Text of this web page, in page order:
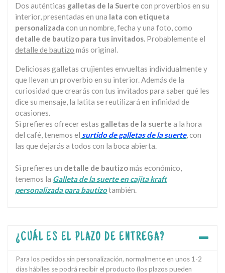
Dos auténticas galletas de la Suerte con proverbios en su
interior, presentadas en una lata con etiqueta
personalizada con un nombre, fecha y una foto, como
detalle de bautizo para tus invitados. Probablemente el
detalle de bautizo más original.
Deliciosas galletas crujientes envueltas individualmente y
que llevan un proverbio en su interior. Además de la
curiosidad que crearás con tus invitados para saber qué les
dice su mensaje, la latita se reutilizará en infinidad de
ocasiones.
Si prefieres ofrecer estas galletas de la suerte a la hora
del café, tenemos el surtido de galletas de la suerte, con
las que dejarás a todos con la boca abierta.
Si prefieres un detalle de bautizomás económico,
tenemos la Galleta de la suerte en cajita kraft
personalizada para bautizotambién.
¿CUÁL ES EL PLAZO DE ENTREGA?
Para los pedidos sin personalización, normalmente en unos 1-2
días hábiles se podrá recibir el producto (los plazos pueden